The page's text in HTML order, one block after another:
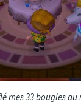
mes 33 bougies